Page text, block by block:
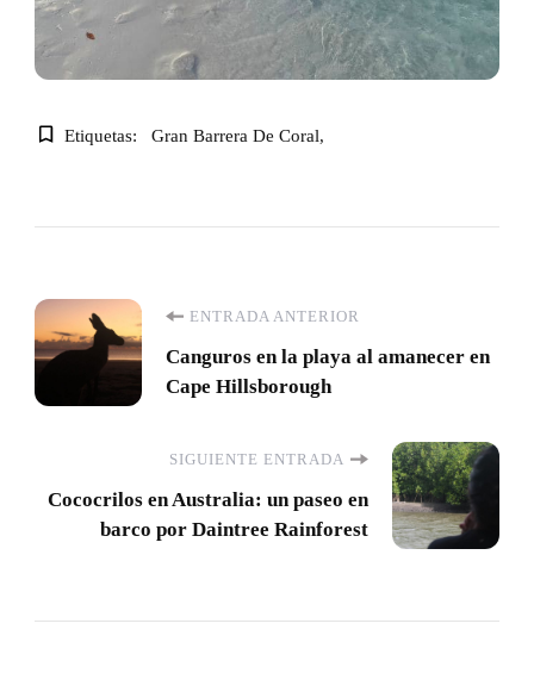
Etiquetas: Gran Barrera De Coral
Navegación
de
entradas
ENTRADA ANTERIOR
Canguros en la playa al amanecer en
Cape Hillsborough
SIGUIENTE ENTRADA
Cococrilos en Australia: un paseo en
barco por Daintree Rainforest